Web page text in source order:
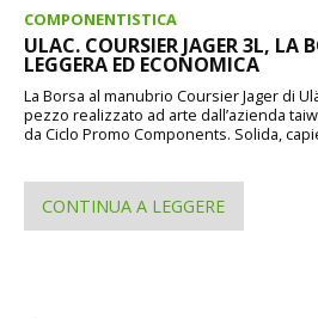
COMPONENTISTICA
ULAC. COURSIER JAGER 3L, LA
LEGGERA ED ECONOMICA
La Borsa al manubrio Coursier Jager di
pezzo realizzato ad arte dall’azienda
da Ciclo Promo Components. Solida,
CONTINUA A LEGGERE